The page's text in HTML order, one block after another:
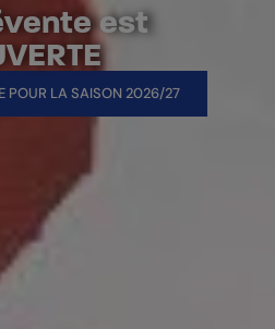
venteest
VERTE
POUR LA SAISON 2026/27